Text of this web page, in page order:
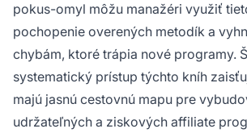
pokus-omyl môžu manažéri využiť
pochopenie overených metodík a
chybám, ktoré trápia nové programy.
systematický prístup týchto kníh
majú jasnú cestovnú mapu pre
udržateľných a ziskových affiliate